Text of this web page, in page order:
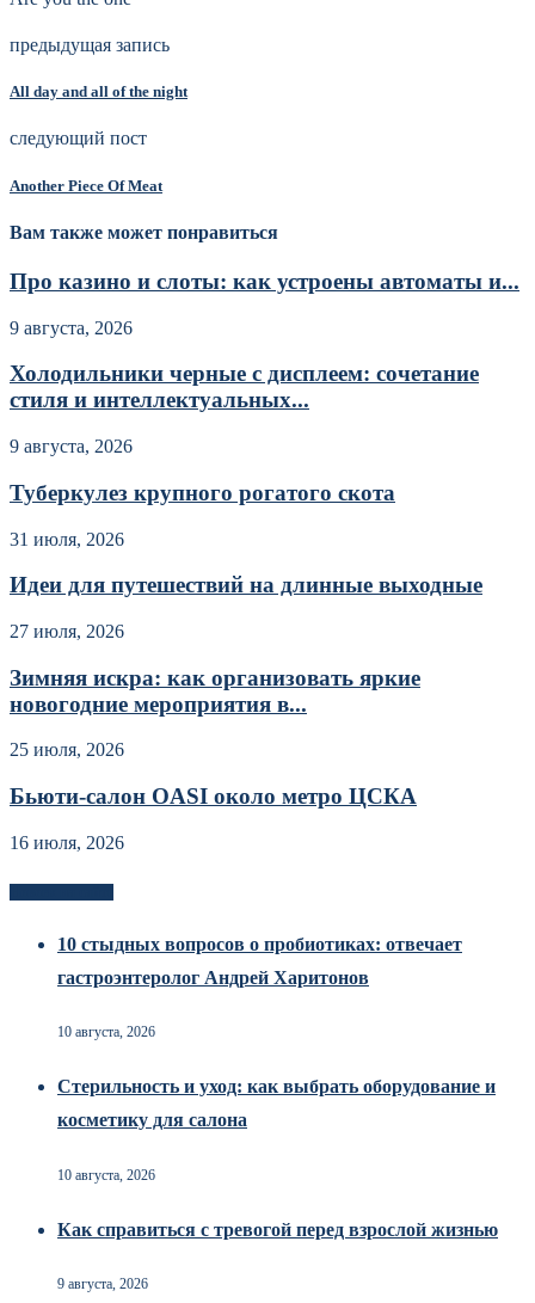
предыдущая запись
All day and all of the night
следующий пост
Another Piece Of Meat
Вам также может понравиться
Про казино и слоты: как устроены автоматы и...
9 августа, 2026
Холодильники черные с дисплеем: сочетание
стиля и интеллектуальных...
9 августа, 2026
Туберкулез крупного рогатого скота
31 июля, 2026
Идеи для путешествий на длинные выходные
27 июля, 2026
Зимняя искра: как организовать яркие
новогодние мероприятия в...
25 июля, 2026
Бьюти-салон OASI около метро ЦСКА
16 июля, 2026
10 стыдных вопросов о пробиотиках: отвечает
гастроэнтеролог Андрей Харитонов
10 августа, 2026
Стерильность и уход: как выбрать оборудование и
косметику для салона
10 августа, 2026
Как справиться с тревогой перед взрослой жизнью
9 августа, 2026